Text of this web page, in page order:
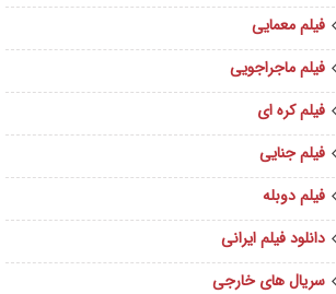
فیلم معمایی
فیلم ماجراجویی
فیلم کره ای
فیلم جنایی
فیلم دوبله
دانلود فیلم ایرانی
سریال های خارجی